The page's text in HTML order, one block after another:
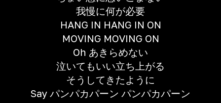
我慢に何が必要
HANG IN HANG IN ON
MOVING MOVING ON
Oh あきらめない
泣いてもいい立ち上がる
そうしてきたように
Say パンパカパーン パンパカパーン